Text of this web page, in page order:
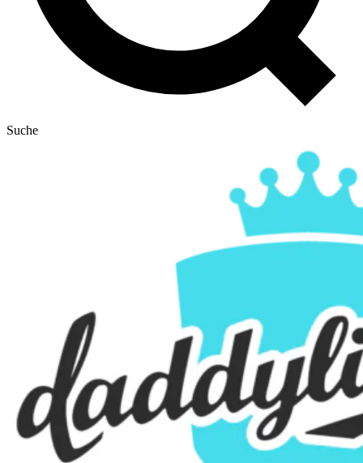
Suche